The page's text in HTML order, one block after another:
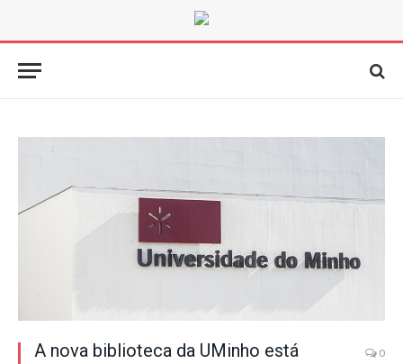
A nova biblioteca da UMinho está
0